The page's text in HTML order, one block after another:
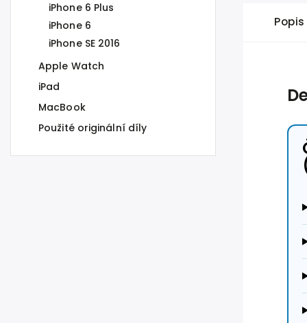
iPhone 6 Plus
iPhone 6
iPhone SE 2016
Apple Watch
iPad
MacBook
Použité originální díly
Popis